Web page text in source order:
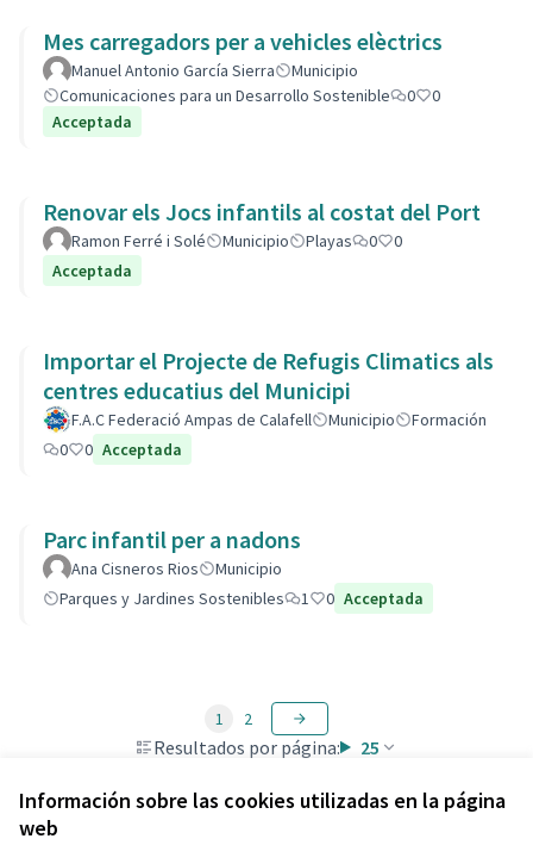
Información sobre las cookies utilizadas en la página
web
Mes carregadors per a vehicles elèctrics
Manuel Antonio García Sierra
Municipio
Comunicaciones para un Desarrollo Sostenible
0
0
Acceptada
Renovar els Jocs infantils al costat del Port
Ramon Ferré i Solé Municipio Playas 0
0
Acceptada
Importar el Projecte de Refugis Climatics als
centres educatius del Municipi
F.A.C Federació Ampas de Calafell Municipio
Formación
0
0 Acceptada
Parc infantil per a nadons
Ana Cisneros Rios
Municipio
Parques y Jardines Sostenibles
1 0 Acceptada
Resultados por página: 25
1 2